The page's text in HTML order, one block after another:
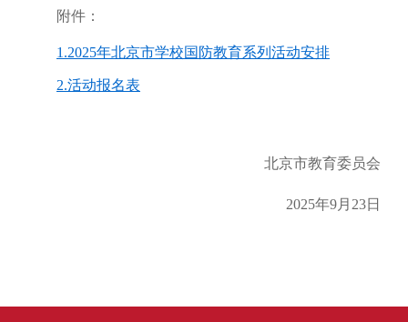
附件：
1.2025年北京市学校国防教育系列活动安排
2.活动报名表
北京市教育委员会
2025年9月23日